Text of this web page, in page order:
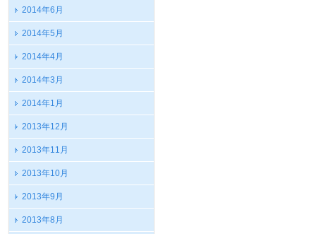
2014年6月
2014年5月
2014年4月
2014年3月
2014年1月
2013年12月
2013年11月
2013年10月
2013年9月
2013年8月